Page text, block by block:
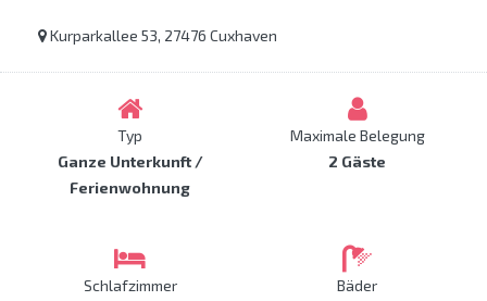
Kurparkallee 53, 27476 Cuxhaven
Typ
Ganze Unterkunft /
Ferienwohnung
Maximale Belegung
2 Gäste
Schlafzimmer
Bäder